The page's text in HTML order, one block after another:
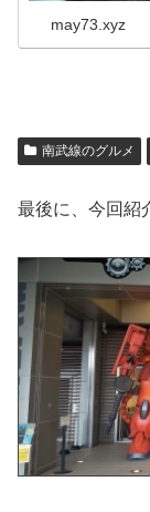
may73.xyz
南武線のグルメ
最後に、今回紹